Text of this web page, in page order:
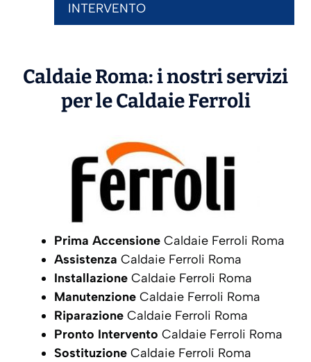
INTERVENTO
Caldaie Roma: i nostri servizi
per le CaldaieFerroli
Prima Accensione Caldaie Ferroli Roma
Assistenza Caldaie Ferroli Roma
Installazione Caldaie Ferroli Roma
Manutenzione Caldaie Ferroli Roma
Riparazione Caldaie Ferroli Roma
Pronto Intervento Caldaie Ferroli Roma
Sostituzione Caldaie Ferroli Roma